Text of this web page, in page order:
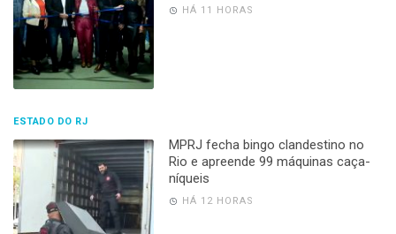
HÁ 11 HORAS
ESTADO DO RJ
MPRJ fecha bingo clandestino no
Rio e apreende 99 máquinas caça-
níqueis
HÁ 12 HORAS